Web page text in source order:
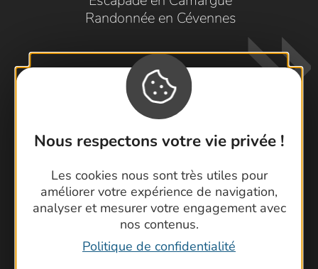
Nous respectons votre vie privée !
Les cookies nous sont très utiles pour
améliorer votre expérience de navigation,
analyser et mesurer votre engagement avec
nos contenus.
Politique de confidentialité
Randonnée en Cévennes
Contactez-nous !
Foire aux questions
Brochures
Cartoguides et Topoguides
Latitude Gard